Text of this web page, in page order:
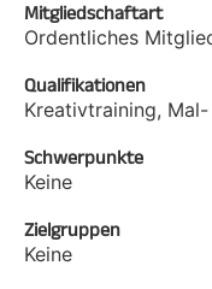
Mitgliedschaftart
Ordentliches
Qualifikationen
Kreativtraining,
Schwerpunkte
Keine
Zielgruppen
Keine